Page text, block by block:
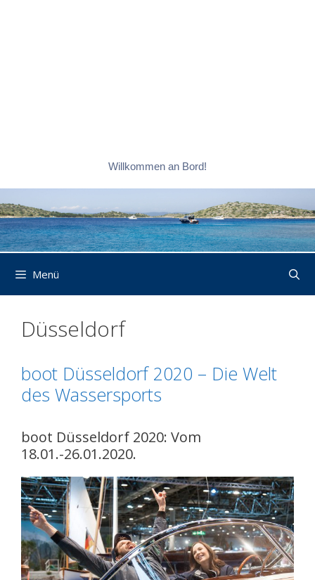
Willkommen an Bord!
Menü
Düsseldorf
boot Düsseldorf 2020 – Die Welt
des Wassersports
boot Düsseldorf 2020: Vom
18.01.-26.01.2020.